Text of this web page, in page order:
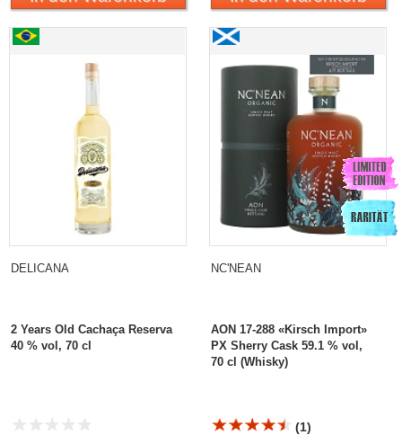
DELICANA
2 Years Old Cachaça Reserva
40 % vol, 70 cl
NC'NEAN
AON 17-288 «Kirsch Import»
PX Sherry Cask 59.1 % vol,
70 cl (Whisky)
(1)